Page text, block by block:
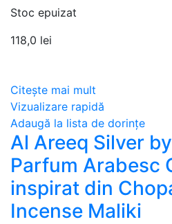
Stoc epuizat
118,0 lei
Citește mai mult
Vizualizare rapidă
Adaugă la lista de dorințe
Al Areeq Silver
Parfum Arabesc
inspirat din
Incense Maliki